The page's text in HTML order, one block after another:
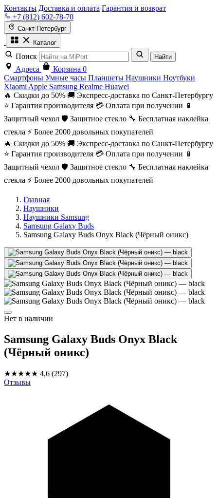
Контакты Доставка и оплата Гарантия и возврат
+7 (812) 602-78-70
Санкт-Петербург
Каталог
Поиск Найти
Адреса Корзина 0
Смартфоны Умные часы Планшеты Наушники Ноутбуки
Xiaomi Apple Samsung Realme Huawei
🔥 Скидки до 50% 🚚 Экспресс-доставка по Санкт-Петербургу
⭐ Гарантия производителя 💳 Оплата при получении 📱
Защитный чехол 🛡️ Защитное стекло 🔧 Бесплатная наклейка
стекла ⚡ Более 2000 довольных покупателей
🔥 Скидки до 50% 🚚 Экспресс-доставка по Санкт-Петербургу
⭐ Гарантия производителя 💳 Оплата при получении 📱
Защитный чехол 🛡️ Защитное стекло 🔧 Бесплатная наклейка
стекла ⚡ Более 2000 довольных покупателей
Главная
Наушники
Наушники Samsung
Samsung Galaxy Buds
Samsung Galaxy Buds Onyx Black (Чёрный оникс)
Нет в наличии
Samsung Galaxy Buds Onyx Black
(Чёрный оникс)
★★★★★ 4,6 (297)
Отзывы